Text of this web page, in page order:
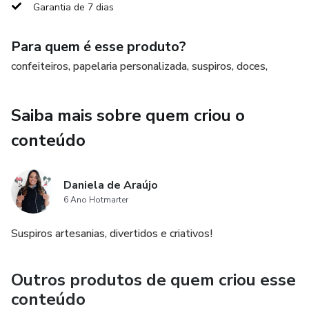
-Acesso Vitalício
-Suporte pelo Whatsaap
Garantia de 7 dias
Para quem é esse produto?
confeiteiros, papelaria personalizada, suspiros, doces,
Saiba mais sobre quem criou o
conteúdo
Daniela de Araújo
6 Ano Hotmarter
Suspiros artesanias, divertidos e criativos!
Outros produtos de quem criou esse
conteúdo